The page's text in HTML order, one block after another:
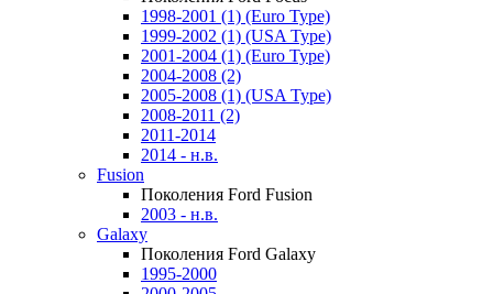
1998-2001 (1) (Euro Type)
1999-2002 (1) (USA Type)
2001-2004 (1) (Euro Type)
2004-2008 (2)
2005-2008 (1) (USA Type)
2008-2011 (2)
2011-2014
2014 - н.в.
Fusion
Поколения Ford Fusion
2003 - н.в.
Galaxy
Поколения Ford Galaxy
1995-2000